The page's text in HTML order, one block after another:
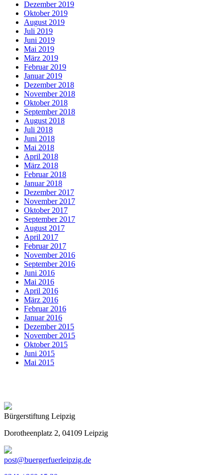
Dezember 2019
Oktober 2019
August 2019
Juli 2019
Juni 2019
Mai 2019
März 2019
Februar 2019
Januar 2019
Dezember 2018
November 2018
Oktober 2018
September 2018
August 2018
Juli 2018
Juni 2018
Mai 2018
April 2018
März 2018
Februar 2018
Januar 2018
Dezember 2017
November 2017
Oktober 2017
September 2017
August 2017
April 2017
Februar 2017
November 2016
September 2016
Juni 2016
Mai 2016
April 2016
März 2016
Februar 2016
Januar 2016
Dezember 2015
November 2015
Oktober 2015
Juni 2015
Mai 2015
Bürgerstiftung Leipzig
Dorotheenplatz 2, 04109 Leipzig
post@buergerfuerleipzig.de